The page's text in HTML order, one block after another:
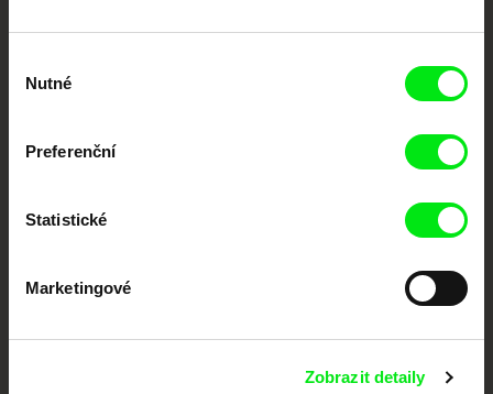
souhlasu
Nutné
Preferenční
Statistické
Marketingové
Zobrazit detaily
DOK Leipzig